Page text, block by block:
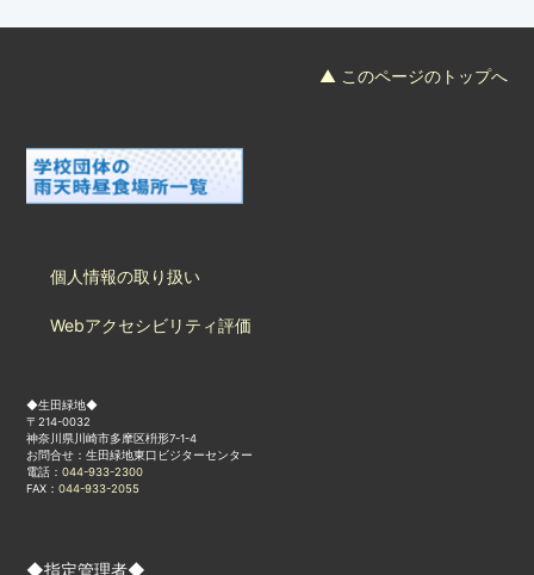
▲ このページのトップへ
個人情報の取り扱い
Webアクセシビリティ評価
◆生田緑地◆
〒214-0032
神奈川県川崎市多摩区枡形7-1-4
お問合せ：生田緑地東口ビジターセンター
電話：044-933-2300
FAX：044-933-2055
◆指定管理者◆